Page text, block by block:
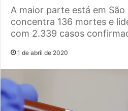
A maior parte está em São
concentra 136 mortes e
com 2.339 casos
1 de abril de 2020